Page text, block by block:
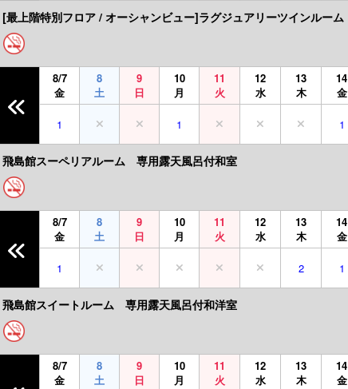
[最上階特別フロア / オーシャンビュー]ラグジュアリーツインルーム
8/7
金
8
土
9
日
10
月
11
火
12
水
13
木
14
金
1 1 1
飛島館スーペリアルーム 専用露天風呂付和室
8/7
金
8
土
9
日
10
月
11
火
12
水
13
木
14
金
1 2 1
飛島館スイートルーム 専用露天風呂付和洋室
8/7
金
8
土
9
日
10
月
11
火
12
水
13
木
14
金